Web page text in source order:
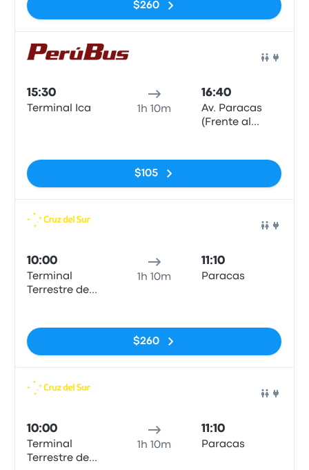
$260
15:30
Terminal Ica 1h 10m
16:40
Av. Paracas
(Frente al
$105
10:00
Terminal
Terrestre de
1h 10m
11:10
Paracas
$260
10:00
Terminal
Terrestre de
1h 10m
11:10
Paracas